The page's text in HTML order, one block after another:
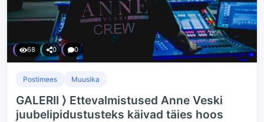
68 0 0
Postimees Muusika
GALERII ⟩ Ettevalmistused Anne Veski
juubelipidustusteks käivad täies hoos